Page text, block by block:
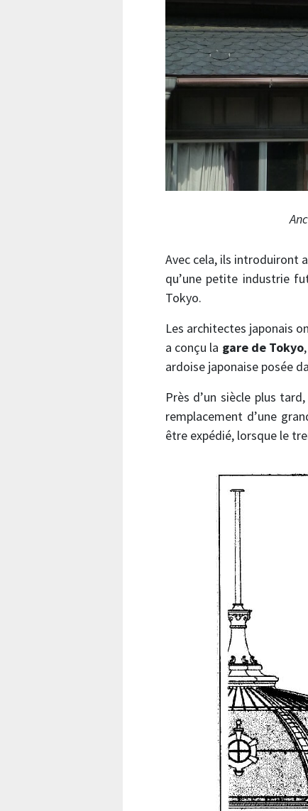
Avec cela, ils introduiront
qu’une petite industrie
Tokyo.
Les architectes japonais
a conçu la gare de Tokyo
ardoise japonaise posée
Près d’un siècle plus
remplacement d’une
être expédié, lorsque le